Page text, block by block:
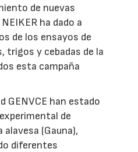
de nuevas
ha dado a
de los ensayos de
trigos y cebadas de la
esta campaña
GENVCE han estado
de
alavesa (Gauna),
diferentes